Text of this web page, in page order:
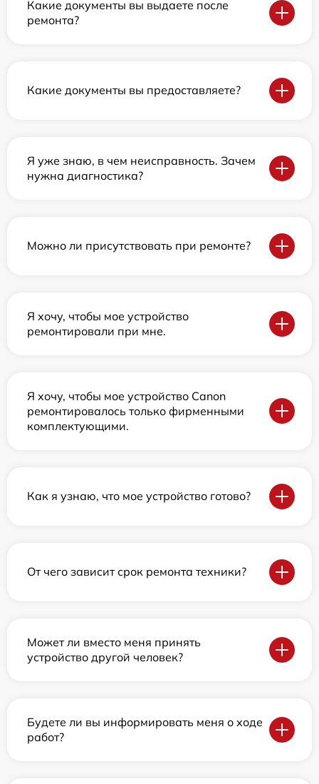
Какие документы вы выдаете после
ремонта?
Какие документы вы предоставляете?
Я уже знаю, в чем неисправность. Зачем
нужна диагностика?
Можно ли присутствовать при ремонте?
Я хочу, чтобы мое устройство
ремонтировали при мне.
Я хочу, чтобы мое устройство Canon
ремонтировалось только фирменными
комплектующими.
Как я узнаю, что мое устройство готово?
От чего зависит срок ремонта техники?
Может ли вместо меня принять
устройство другой человек?
Будете ли вы информировать меня о ходе
работ?